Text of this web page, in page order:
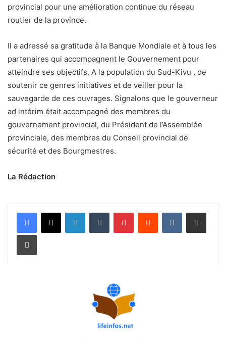
provincial pour une amélioration continue du réseau
routier de la province.
Il a adressé sa gratitude à la Banque Mondiale et à tous les
partenaires qui accompagnent le Gouvernement pour
atteindre ses objectifs. A la population du Sud-Kivu , de
soutenir ce genres initiatives et de veiller pour la
sauvegarde de ces ouvrages. Signalons que le gouverneur
ad intérim était accompagné des membres du
gouvernement provincial, du Président de l’Assemblée
provinciale, des membres du Conseil provincial de
sécurité et des Bourgmestres.
La Rédaction